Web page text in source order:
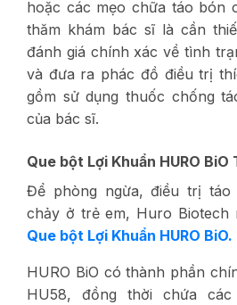
hoặc các mẹo chữa táo bón
thăm khám bác sĩ là cần
đánh giá chính xác về tình
và đưa ra phác đồ điều trị
gồm sử dụng thuốc chống
của bác sĩ.
Que bột Lợi Khuẩn HURO BiO
Để phòng ngừa, điều trị táo
chảy ở trẻ em, Huro Biotech
Que bột Lợi Khuẩn HURO BiO.
HURO BiO có thành phần
HU58, đồng thời chứa các